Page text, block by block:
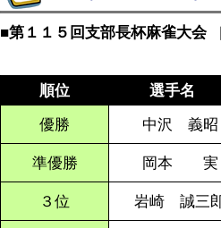
■第１１５回支部長杯麻雀大会
順位 選手名
優勝
中沢 義昭
準優勝
岡本 実
３位
岩崎 誠三